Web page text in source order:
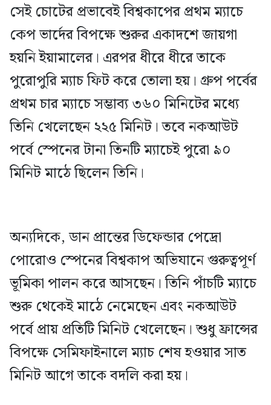
সেই চোটের প্রভাবেই বিশ্বকাপের প্রথম ম্যাচে
কেপ ভার্দের বিপক্ষে শুরুর একাদশে জায়গা
হয়নি ইয়ামালের। এরপর ধীরে ধীরে তাকে
পুরোপুরি ম্যাচ ফিট করে তোলা হয়। গ্রুপ পর্বের
প্রথম চার ম্যাচে সম্ভাব্য ৩৬০ মিনিটের মধ্যে
তিনি খেলেছেন ২২৫ মিনিট। তবে নকআউট
পর্বে স্পেনের টানা তিনটি ম্যাচেই পুরো ৯০
মিনিট মাঠে ছিলেন তিনি।
অন্যদিকে, ডান প্রান্তের ডিফেন্ডার পেদ্রো
পোরোও স্পেনের বিশ্বকাপ অভিযানে গুরুত্বপূর্ণ
ভূমিকা পালন করে আসছেন। তিনি পাঁচটি ম্যাচে
শুরু থেকেই মাঠে নেমেছেন এবং নকআউট
পর্বে প্রায় প্রতিটি মিনিট খেলেছেন। শুধু ফ্রান্সের
বিপক্ষে সেমিফাইনালে ম্যাচ শেষ হওয়ার সাত
মিনিট আগে তাকে বদলি করা হয়।